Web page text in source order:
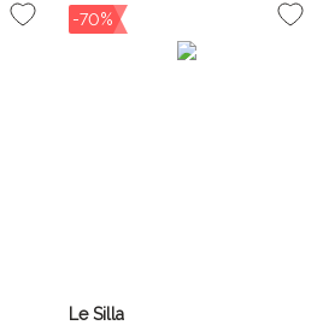
-70%
Le Silla